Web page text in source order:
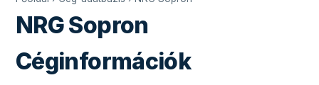
NRG Sopron
Céginformációk